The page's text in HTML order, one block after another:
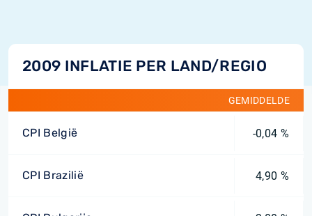
2009 INFLATIE PER LAND/REGIO
GEMIDDELDE
CPI België -0,04 %
CPI Brazilië 4,90 %